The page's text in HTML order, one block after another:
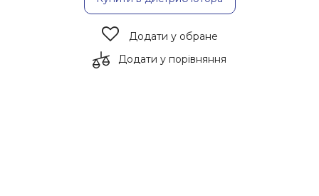
Додати у обране
Додати у порівняння